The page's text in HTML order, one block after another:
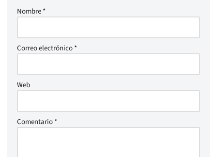
Nombre*
Correo electrónico*
Web
Comentario*